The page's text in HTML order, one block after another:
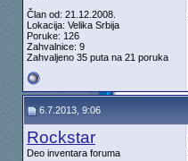
Član od: 21.12.2008.
Lokacija: Velika Srbija
Poruke: 126
Zahvalnice: 9
Zahvaljeno 35 puta na 21 poruka
6.7.2013, 9:06
Rockstar
Deo inventara foruma